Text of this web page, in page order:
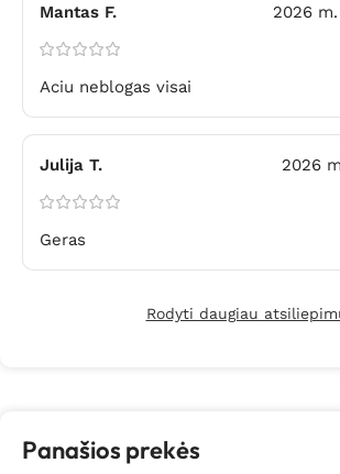
Mantas F. 2026
Aciu neblogas visai
Julija T. 2026
Geras
Rodyti daugiau
Panašios prekės